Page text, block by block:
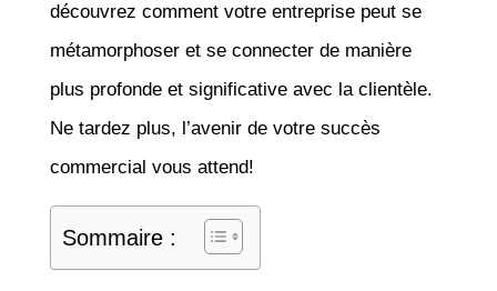
découvrez comment votre entreprise peut se
métamorphoser et se connecter de manière
plus profonde et significative avec la clientèle.
Ne tardez plus, l’avenir de votre succès
commercial vous attend!
Sommaire :